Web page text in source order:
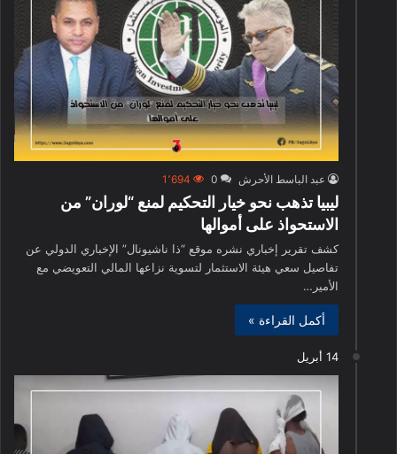
عبد الباسط الأحرش 0 1٬694
ليبيا تذهب نحو خيار التحكيم لمنع “لوران” من
الاستحواذ على أموالها
كشف تقرير إخباري نشره موقع “ذا ناشيونال” الإخباري الدولي عن
تفاصيل سعي هيئة الاستثمار لتسوية نزاعها المالي التعويضي مع
الأمير…
أكمل القراءة »
14 أبريل